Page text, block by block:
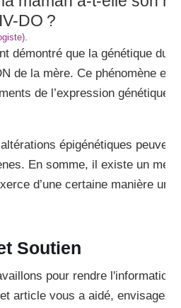
DO ?
.
démontré que la génétique du
de la mère. Ce phénomène
de l’expression génétique
épigénétiques
En somme, il existe un
d’une certaine manière
Soutien
pour rendre l'information
article vous a aidé, envisagez